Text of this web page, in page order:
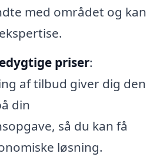
med området og kan
priser:
af tilbud giver dig den
din
så du kan få
løsning.